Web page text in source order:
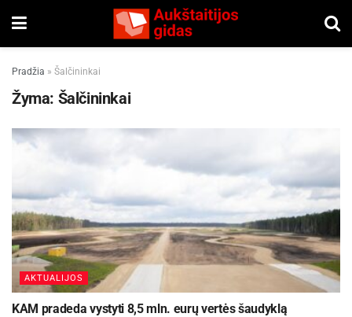
Pradžia » Šalčininkai
Žyma: Šalčininkai
AKTUALIJOS
KAM pradeda vystyti 8,5 mln. eurų vertės šaudyklą